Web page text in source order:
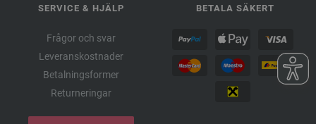
SERVICE & HJÄLP
Frågor och svar
Leveranskostnader
Betalningsformer
Returneringar
BETALA SÄKERT